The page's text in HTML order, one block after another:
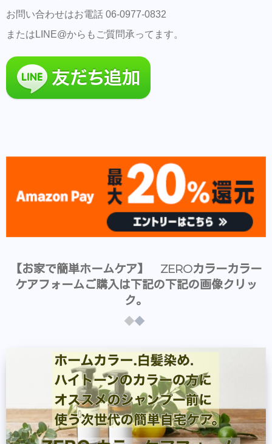
お問い合わせはお電話 06-0977-0832
またはLINE@からもご質問承ってます。
【お家で簡単ホームケア】 ZEROカラーカラー
ケアフォームご購入は下記の下記の画像クリッ
ク。